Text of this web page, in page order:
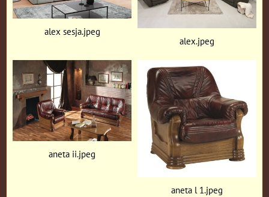
alex sesja.jpeg
alex.jpeg
aneta ii.jpeg
aneta l 1.jpeg